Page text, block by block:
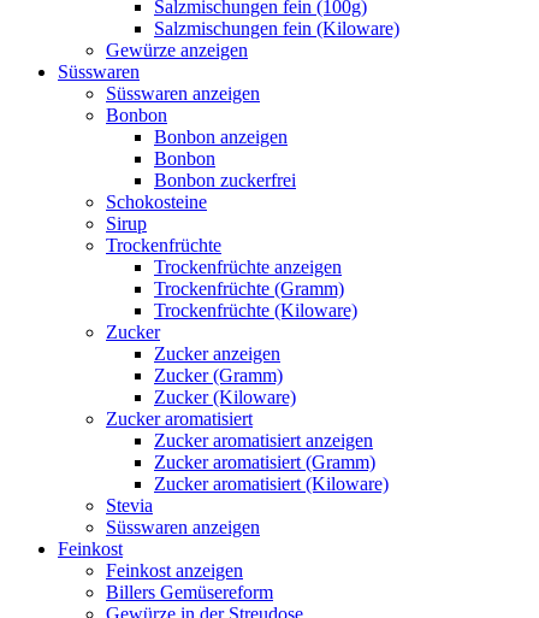
Salzmischungen fein (100g)
Salzmischungen fein (Kiloware)
Gewürze anzeigen
Süsswaren
Süsswaren anzeigen
Bonbon
Bonbon anzeigen
Bonbon
Bonbon zuckerfrei
Schokosteine
Sirup
Trockenfrüchte
Trockenfrüchte anzeigen
Trockenfrüchte (Gramm)
Trockenfrüchte (Kiloware)
Zucker
Zucker anzeigen
Zucker (Gramm)
Zucker (Kiloware)
Zucker aromatisiert
Zucker aromatisiert anzeigen
Zucker aromatisiert (Gramm)
Zucker aromatisiert (Kiloware)
Stevia
Süsswaren anzeigen
Feinkost
Feinkost anzeigen
Billers Gemüsereform
Gewürze in der Streudose